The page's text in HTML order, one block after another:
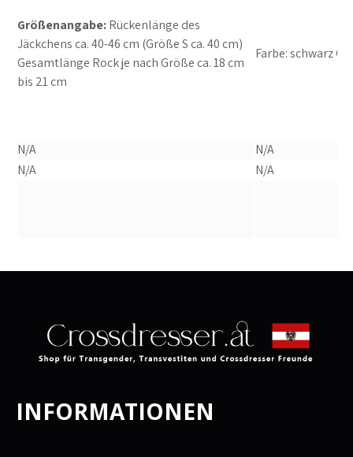
Größenangabe:Rückenlänge des
Jäckchens ca. 40-46 cm (Größe S ca. 40 cm)
Gesamtlänge Rock je nach Größe ca. 18 cm
bis 21 cm
Farbe: schwarz
N/A
N/A
N/A
N/A
INFORMATIONEN